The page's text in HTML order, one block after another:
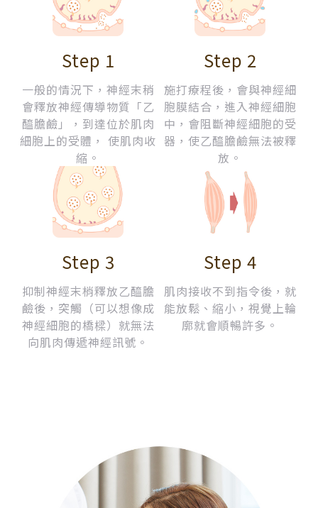
Step 1
一般的情況下，神經末稍
會釋放神經傳導物質「乙
醯膽鹼」，到達位於肌肉
細胞上的受體， 使肌肉收
縮。
Step 2
施打療程後，會與神經細
胞膜結合，進入神經細胞
中，會阻斷神經細胞的受
器，使乙醯膽鹼無法被釋
放。
Step 3
抑制神經末梢釋放乙醯膽
鹼後，突觸（可以想像成
神經細胞的橋樑）就無法
向肌肉傳遞神經訊號。
Step 4
肌肉接收不到指令後，就
能放鬆、縮小，視覺上輪
廓就會順暢許多。